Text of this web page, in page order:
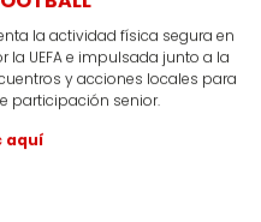
la actividad física segura en
UEFA e impulsada junto a la
y acciones locales para
participación senior.
aquí